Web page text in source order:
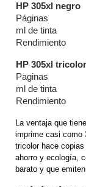
HP 305xl negro
Páginas
ml de tinta
Rendimiento
HP 305xl tricolor
Paginas
ml de tinta
Rendimiento
La ventaja que
imprime casi como
tricolor hace
ahorro y ecología,
barato y que